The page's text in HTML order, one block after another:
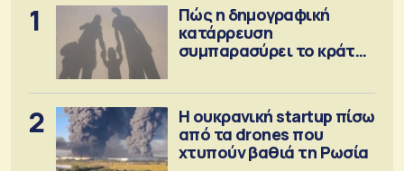
1
Πώς η δημογραφική
κατάρρευση
συμπαρασύρει το κράτος
2
Η ουκρανική startup πίσω
από τα drones που
χτυπούν βαθιά τη Ρωσία